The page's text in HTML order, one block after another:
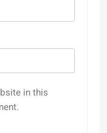
in this